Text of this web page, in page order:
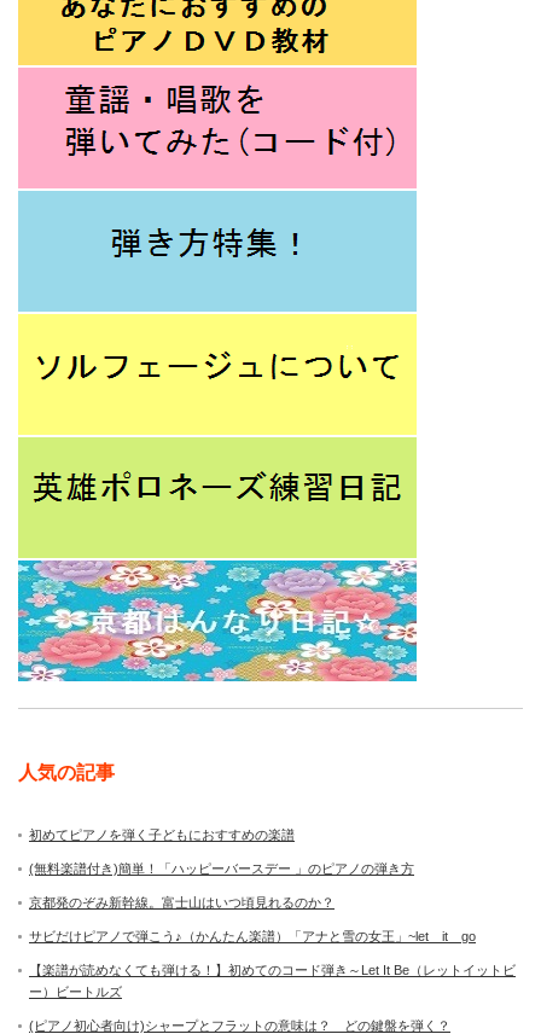
人気の記事
初めてピアノを弾く子どもにおすすめの楽譜
(無料楽譜付き)簡単！「ハッピーバースデー 」のピアノの弾き方
京都発のぞみ新幹線。富士山はいつ頃見れるのか？
サビだけピアノで弾こう♪（かんたん楽譜）「アナと雪の女王」~let it go
【楽譜が読めなくても弾ける！】初めてのコード弾き～Let It Be（レットイットビ
ー）ビートルズ
(ピアノ初心者向け)シャープとフラットの意味は？ どの鍵盤を弾く？